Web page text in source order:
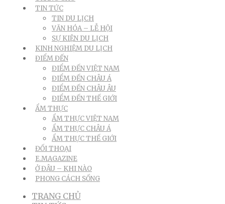
TIN TỨC
TIN DU LỊCH
VĂN HÓA – LỄ HỘI
SỰ KIỆN DU LỊCH
KINH NGHIỆM DU LỊCH
ĐIỂM ĐẾN
ĐIỂM ĐẾN VIỆT NAM
ĐIỂM ĐẾN CHÂU Á
ĐIỂM ĐẾN CHÂU ÂU
ĐIỂM ĐẾN THẾ GIỚI
ẨM THỰC
ẨM THỰC VIỆT NAM
ẨM THỰC CHÂU Á
ẨM THỰC THẾ GIỚI
ĐỐI THOẠI
E.MAGAZINE
Ở ĐÂU – KHI NÀO
PHONG CÁCH SỐNG
TRANG CHỦ